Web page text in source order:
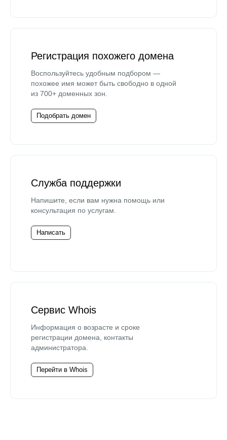
Регистрация похожего домена
Воспользуйтесь удобным подбором —
похожее имя может быть свободно в одной
из 700+ доменных зон.
Подобрать домен
Служба поддержки
Напишите, если вам нужна помощь или
консультация по услугам.
Написать
Сервис Whois
Информация о возрасте и сроке
регистрации домена, контакты
администратора.
Перейти в Whois